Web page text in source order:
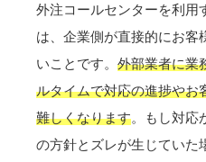
外注コールセンターを利用
は、企業側が直接的にお客
いことです。 外部業者に業
ルタイムで対応の進捗やお
難しくなります。もし対応
の方針とズレが生じていた